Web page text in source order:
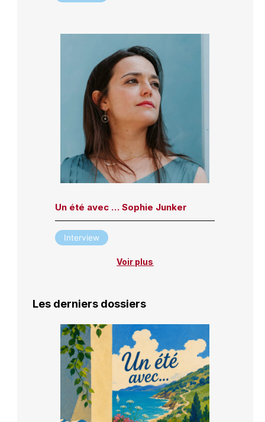
Un été avec … Sophie Junker
Interview
Voir plus
Les derniers dossiers